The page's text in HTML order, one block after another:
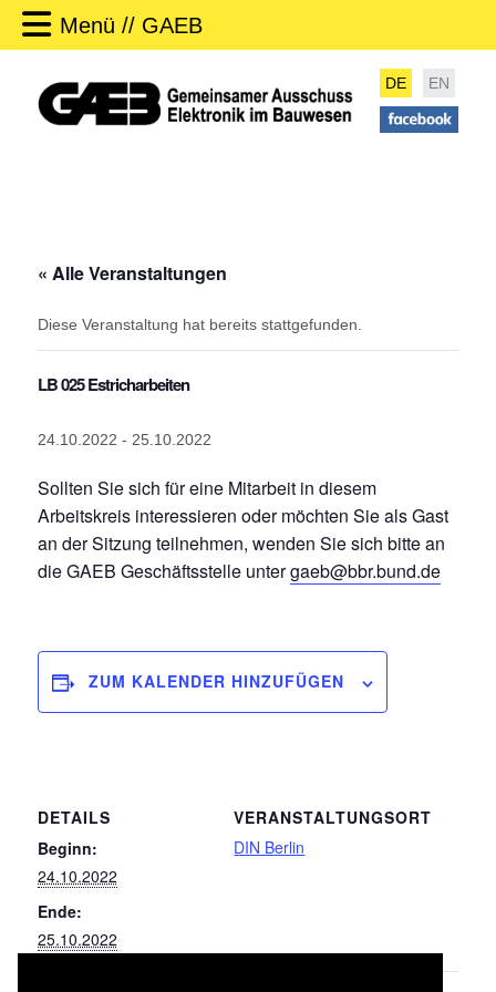
Menü // GAEB
DE EN
« Alle Veranstaltungen
Diese Veranstaltung hat bereits stattgefunden.
LB 025 Estricharbeiten
24.10.2022 - 25.10.2022
Sollten Sie sich für eine Mitarbeit in diesem
Arbeitskreis interessieren oder möchten Sie als Gast
an der Sitzung teilnehmen, wenden Sie sich bitte an
die GAEB Geschäftsstelle untergaeb@bbr.bund.de
ZUM KALENDER HINZUFÜGEN
DETAILS
Beginn:
24.10.2022
Ende:
25.10.2022
VERANSTALTUNGSORT
DIN Berlin